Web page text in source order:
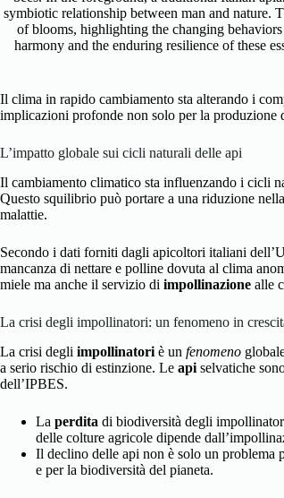
Il clima in rapido cambiamento sta alterando i
implicazioni profonde non solo per la produzione
L’impatto globale sui cicli naturali delle api
Il cambiamento climatico sta influenzando i cicli
Questo squilibrio può portare a una riduzione
malattie.
Secondo i dati forniti dagli apicoltori italiani
mancanza di nettare e polline dovuta al clima
miele ma anche il servizio di impollinazione alle
La crisi degli impollinatori: un fenomeno in
La crisi degli impollinatori è un fenomeno
a serio rischio di estinzione. Le api selvatiche
dell’IPBES.
La perdita di biodiversità degli
delle colture agricole dipende
Il declino delle api non è solo un problema
e per la biodiversità del pianeta.